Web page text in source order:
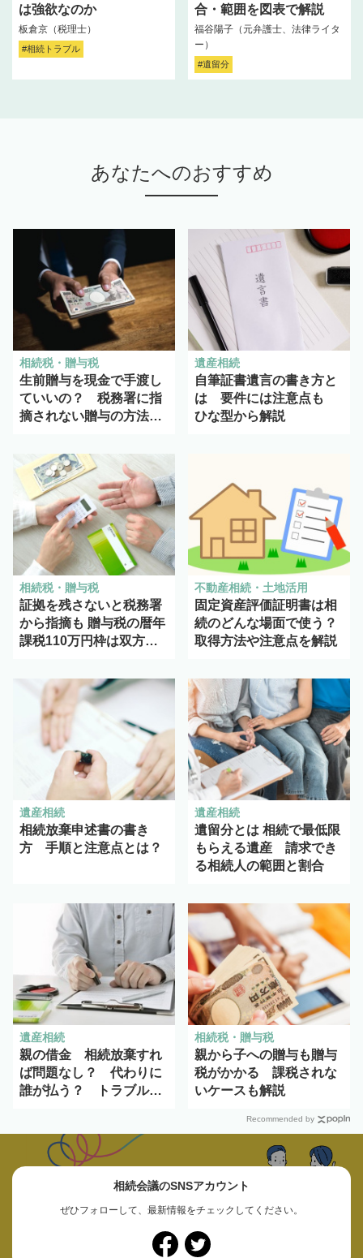
は強欲なのか
板倉京（税理士）
#相続トラブル
合・範囲を図表で解説
福谷陽子（元弁護士、法律ライタ
ー）
#遺留分
あなたへのおすすめ
相続税・贈与税
生前贈与を現金で手渡し
ていいの？ 税務署に指
摘されない贈与の方法と
遺産相続
自筆証書遺言の書き方と
は 要件には注意点も
ひな型から解説
相続税・贈与税
証拠を残さないと税務署
から指摘も 贈与税の暦年
課税110万円枠は双方合
不動産相続・土地活用
固定資産評価証明書は相
続のどんな場面で使う？
取得方法や注意点を解説
遺産相続
相続放棄申述書の書き
方 手順と注意点とは？
遺産相続
遺留分とは 相続で最低限
もらえる遺産 請求でき
る相続人の範囲と割合
遺産相続
親の借金 相続放棄すれ
ば問題なし？ 代わりに
誰が払う？ トラブルを
相続税・贈与税
親から子への贈与も贈与
税がかかる 課税されな
いケースも解説
Recommended by
相続会議のSNSアカウント
ぜひフォローして、最新情報をチェックしてください。